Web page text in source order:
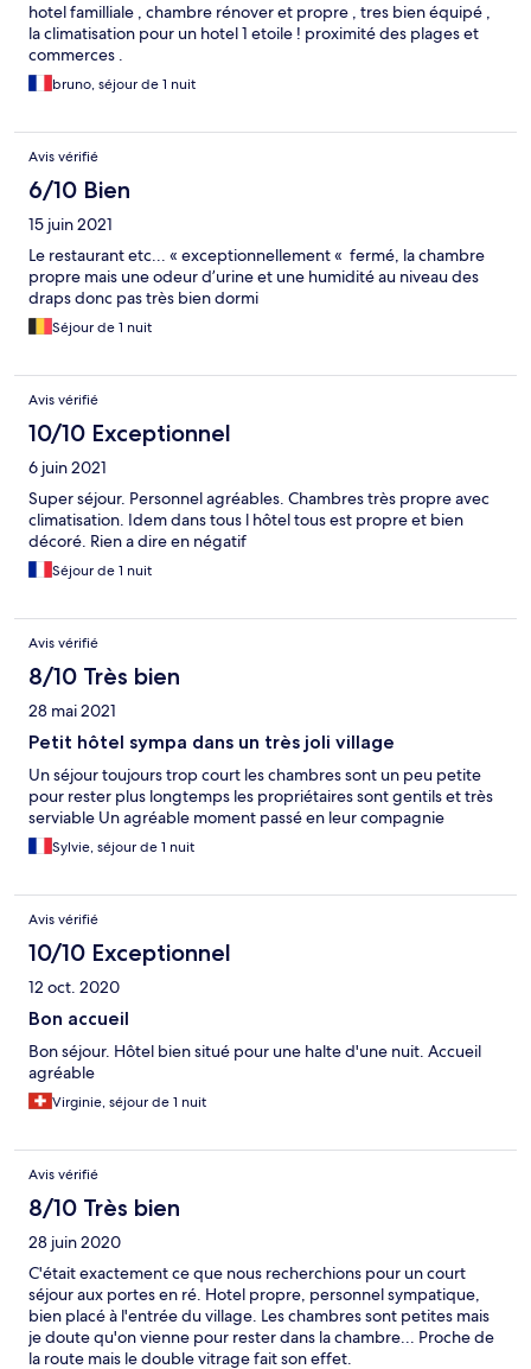
hotel familliale , chambre rénover et propre , tres bien équipé ,
la climatisation pour un hotel 1 etoile ! proximité des plages et
commerces .
bruno, séjour de 1 nuit
Avis vérifié
6/10 Bien
15 juin 2021
Le restaurant etc... « exceptionnellement « fermé, la chambre
propre mais une odeur d’urine et une humidité au niveau des
draps donc pas très bien dormi
Séjour de 1 nuit
Avis vérifié
10/10 Exceptionnel
6 juin 2021
Super séjour. Personnel agréables. Chambres très propre avec
climatisation. Idem dans tous l hôtel tous est propre et bien
décoré. Rien a dire en négatif
Séjour de 1 nuit
Avis vérifié
8/10 Très bien
28 mai 2021
Petit hôtel sympa dans un très joli village
Un séjour toujours trop court les chambres sont un peu petite
pour rester plus longtemps les propriétaires sont gentils et très
serviable Un agréable moment passé en leur compagnie
Sylvie, séjour de 1 nuit
Avis vérifié
10/10 Exceptionnel
12 oct. 2020
Bon accueil
Bon séjour. Hôtel bien situé pour une halte d'une nuit. Accueil
agréable
Virginie, séjour de 1 nuit
Avis vérifié
8/10 Très bien
28 juin 2020
C'était exactement ce que nous recherchions pour un court
séjour aux portes en ré. Hotel propre, personnel sympatique,
bien placé à l'entrée du village. Les chambres sont petites mais
je doute qu'on vienne pour rester dans la chambre... Proche de
la route mais le double vitrage fait son effet.